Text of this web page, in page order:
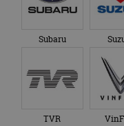
Subaru
TVR